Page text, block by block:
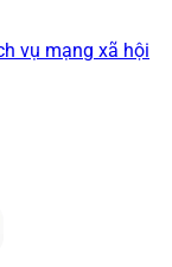
vụ mạng xã hội